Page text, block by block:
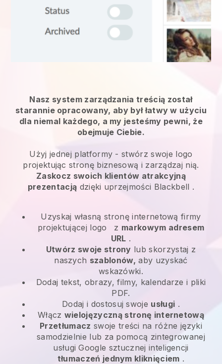
Nasz system zarządzania treścią został
starannie opracowany, aby był łatwy w użyciu
dla niemal każdego, a my jesteśmy pewni, że
obejmuje Ciebie.
Użyj jednej platformy -stwórz swoje logo
projektując stronę biznesową i zarządzaj nią.
Zaskocz swoich klientów atrakcyjną
prezentacją dzięki uprzejmości Blackbell .
Uzyskaj własną stronę internetową firmy
projektującej logo
z markowym adresem
URL .
Utwórz swoje strony lub skorzystaj z
naszych szablonów, aby uzyskać
wskazówki.
Dodaj tekst, obrazy, filmy, kalendarze i pliki
PDF.
Dodaj i dostosuj swoje usługi .
Włącz wielojęzyczną stronę internetową
Przetłumacz swoje treści na różne języki
samodzielnie lub za pomocą zintegrowanej
usługi Google sztucznej inteligencji
tłumaczeń jednym kliknięciem .